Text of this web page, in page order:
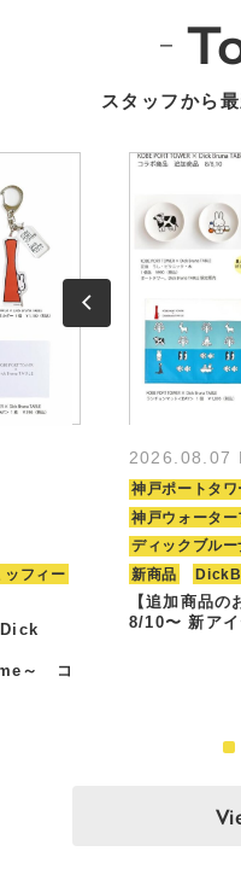
スタッフから
ッフィー
～ コ
2026.08.07
神戸ポートタワ
神戸ウォーター
ディックブルー
新商品
【追加商品の
8/10〜 新アイ